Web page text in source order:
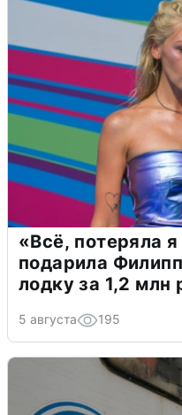
«Всё, потеряла
подарила
лодку за 1,2 млн
5 августа 195